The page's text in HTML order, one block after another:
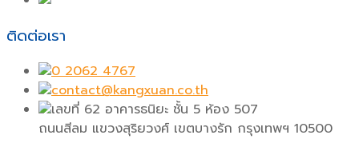
ติดต่อเรา
0 2062 4767
contact@kangxuan.co.th
เลขที่ 62 อาคารธนิยะ ชั้น 5 ห้อง 507
ถนนสีลม แขวงสุริยวงศ์ เขตบางรัก กรุงเทพฯ 10500